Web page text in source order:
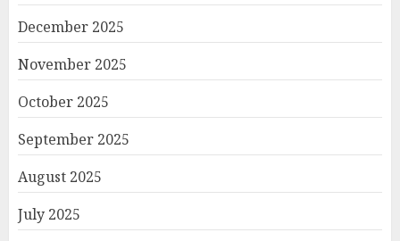
December 2025
November 2025
October 2025
September 2025
August 2025
July 2025